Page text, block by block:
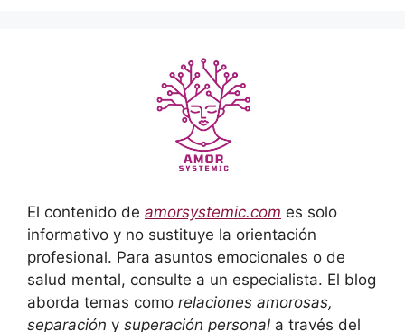
El contenido de amorsystemic.com es solo
informativo y no sustituye la orientación
profesional. Para asuntos emocionales o de
salud mental, consulte a un especialista. El blog
aborda temas como relaciones amorosas,
separación y superación personal a través del